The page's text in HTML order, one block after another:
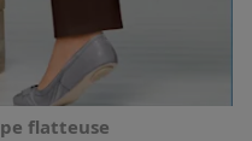
flatteuse